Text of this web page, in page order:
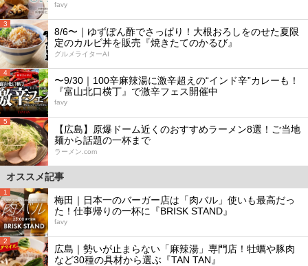
favy
3
8/6〜｜ゆずぽん酢でさっぱり！大根おろしをのせた夏限
定のカルビ丼を販売『焼きたてのかるび』
グルメライターAI
4
〜9/30｜100辛麻辣湯に激辛超えの“インド辛”カレーも！
『富山北口横丁』で激辛フェス開催中
favy
5
【広島】原爆ドーム近くのおすすめラーメン8選！ご当地
麺から話題の一杯まで
ラーメン.com
オススメ記事
1
梅田｜日本一のバーガー店は「肉バル」使いも最高だっ
た！仕事帰りの一杯に『BRISK STAND』
favy
2
広島｜勢いが止まらない「麻辣湯」専門店！牡蠣や豚肉
など30種の具材から選ぶ『TAN TAN』